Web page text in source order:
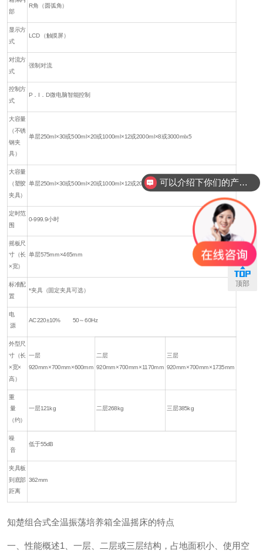
部
R角（圆弧角）
显示方
式
LCD（触摸屏）
对流方
式
强制对流
控制方
式
P．I．D微电脑智能控制
大容量
（不锈
钢夹
具）
单层250ml×30或500ml×20或1000ml×12或2000ml×8或3000mlx5
大容量
（塑胶
夹具）
单层250ml×30或500ml×20或1000ml×12或2000ml×8或3000mlx5
定时范
围
0-999.9小时
摇板尺
寸（长
×宽）
单层575mm×465mm
标准配
置
*夹具（固定夹具可选）
电
源
AC220±10% 50～60Hz
外型尺
寸（长
×宽×
高）
一层
920mm×700mm×600mm
二层
920mm×700mm×1170mm
三层
920mm×700mm×1735mm
重
量
（约）
一层121kg 二层268kg 三层385kg
噪
音
低于55dB
夹具板
到底部
距离
362mm
知楚组合式全温振荡培养箱全温摇床的特点
一、性能概述1、一层、二层或三层结构，占地面积小、使用空
联系
顶部
可以介绍下你们的产品么？